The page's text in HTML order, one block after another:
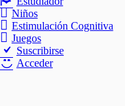
Niños
Estimulación Cognitiva
Juegos
Suscribirse
Acceder